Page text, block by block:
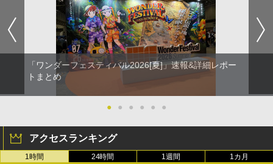
「ワンダーフェスティバル2026[夏]」速報&詳細レポー
トまとめ
● ● ● ● ● ●
アクセスランキング
1時間 24時間 1週間 1カ月